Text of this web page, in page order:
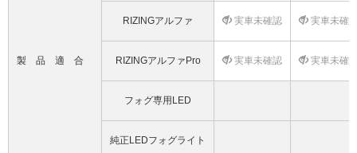
製品適合
RIZINGアルファ 実車未確認 実車未確
RIZINGアルファPro 実車未確認 実車未確
フォグ専用LED
純正LEDフォグライト